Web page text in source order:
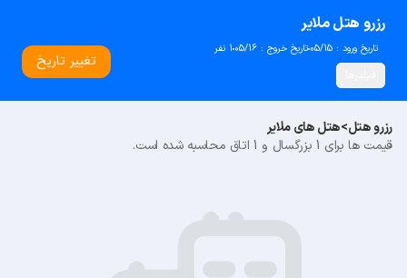
رزرو هتل ملایر
تاریخ ورود : 05/15 تاریخ خروج : 05/16 1 نفر
تغییر تاریخ
رزرو هتل>هتل های ملایر
قیمت ها برای 1 بزرگسال و 1 اتاق محاسبه شده است.